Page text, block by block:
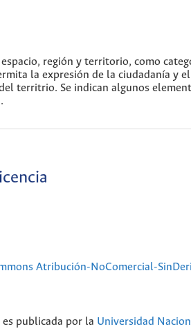
región y territorio, como
la expresión de la ciudadanía y
territrio. Se indican algunos
Atribución-NoComercial-
es publicada por la Universidad